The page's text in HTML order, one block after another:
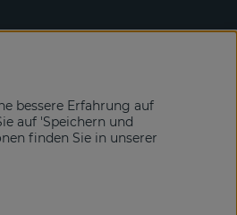
bessere Erfahrung auf
auf 'Speichern und
finden Sie in unserer